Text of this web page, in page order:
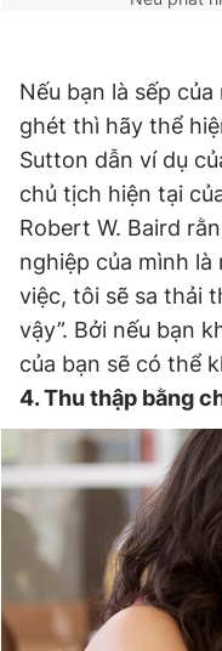
Nếu bạn là sếp
ghét thì hãy thể
Sutton dẫn ví dụ
chủ tịch hiện tại
Robert W. Baird
nghiệp của mình
việc, tôi sẽ sa thải
vậy”. Bởi nếu bạn
của bạn sẽ có thể
4. Thu thập bằng